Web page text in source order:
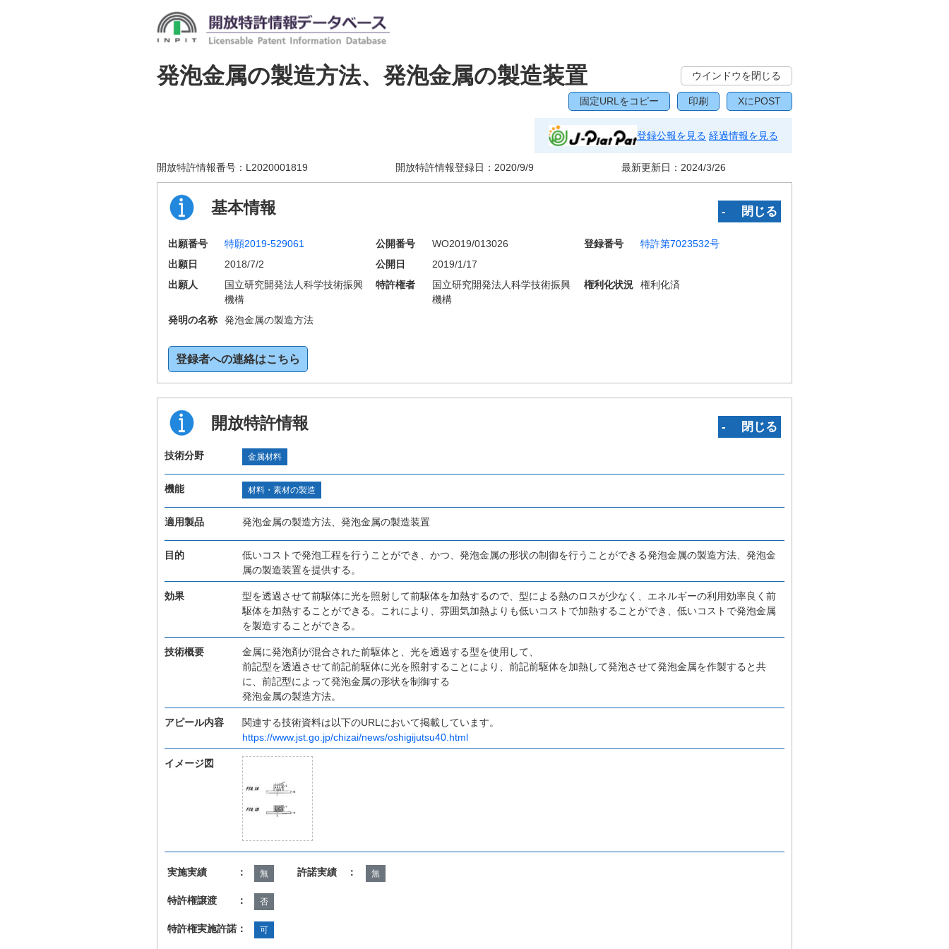
発泡金属の製造方法、発泡金属の製造装置 ウインドウを閉じる
固定URLをコピー 印刷 XにPOST
登録公報を見る 経過情報を見る
開放特許情報番号： L2020001819 開放特許情報登録日： 2020/9/9 最新更新日： 2024/3/26
基本情報 ‐ 閉じる
出願番号 特願2019-529061 公開番号 WO2019/013026 登録番号
特許第7023532号
出願日
2018/7/2 公開日
2019/1/17
出願人
国立研究開発法人科学技術振興
機構
特許権者
国立研究開発法人科学技術振興
機構
権利化状況 権利化済
発明の名称 発泡金属の製造方法
登録者への連絡はこちら
開放特許情報 ‐ 閉じる
技術分野 金属材料
機能 材料・素材の製造
適用製品 発泡金属の製造方法、発泡金属の製造装置
目的
低いコストで発泡工程を行うことができ、かつ、発泡金属の形状の制御を行うことができる発泡金属の製造方法、発泡金
属の製造装置を提供する。
効果
型を透過させて前駆体に光を照射して前駆体を加熱するので、型による熱のロスが少なく、エネルギーの利用効率良く前
駆体を加熱することができる。これにより、雰囲気加熱よりも低いコストで加熱することができ、低いコストで発泡金属
を製造することができる。
技術概要
金属に発泡剤が混合された前駆体と、光を透過する型を使用して、
前記型を透過させて前記前駆体に光を照射することにより、前記前駆体を加熱して発泡させて発泡金属を作製すると共
に、前記型によって発泡金属の形状を制御する
発泡金属の製造方法。
アピール内容
関連する技術資料は以下のURLにおいて掲載しています。
https://www.jst.go.jp/chizai/news/oshigijutsu40.html
イメージ図
実施実績 ： 無 許諾実績 ： 無
特許権譲渡 ： 否
特許権実施許諾： 可